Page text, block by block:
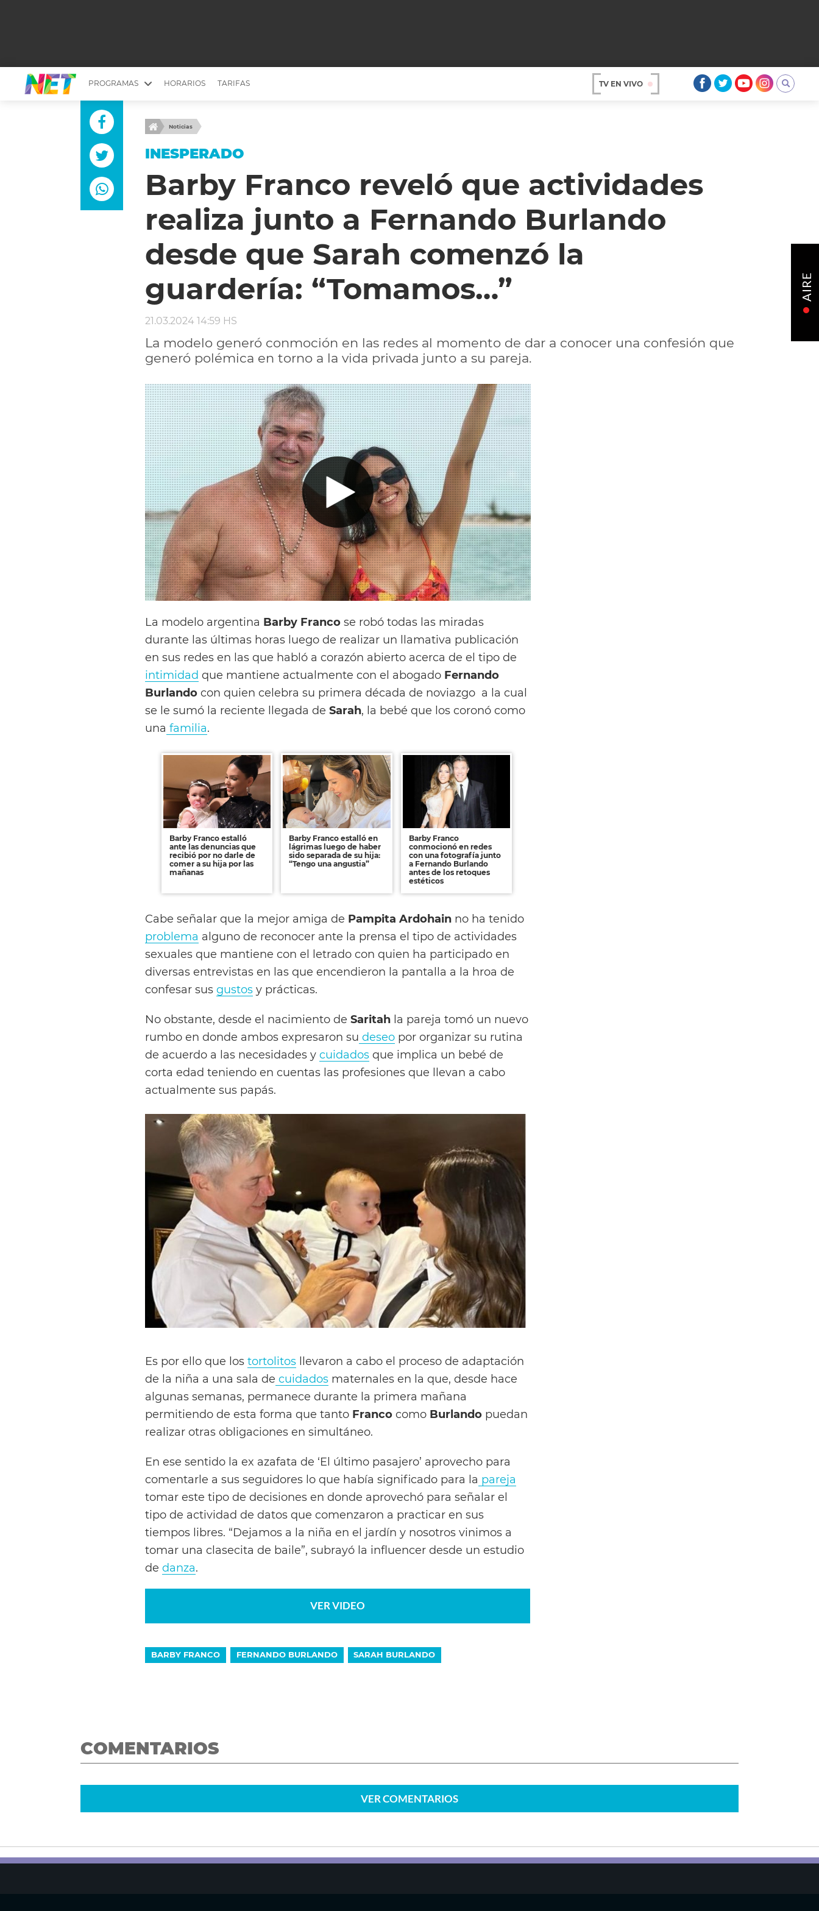
PROGRAMAS
MESA PICANTE
YUYITO A LA TARDE
EMPRENDI2
LONGOBARDI
EL OLIVO BLANCO
TU LUGAR IDEAL
CHICHE EN VIVO
ARGENTINOS X ARGENTINA
ESTÉTICA 360 TV
CARAS Y NEGOCIOS
SCOUTING PARA UN CAMBIO
INTELEXIS TV
ENTROMETIDOS EN LA TELE
MODO FONTEVECCHIA
PERIODISMO PURO
REPERFILAR
FIESTAS ARGENTINAS
BELLEZA FASHION
FULL FACE TV
DESAFÍO 10 AÑOS MENOS
AGENDA CORPORATIVA
HORARIOS TARIFAS TV EN VIVO
Noticias
INESPERADO
Barby Franco reveló que actividades
realiza junto a Fernando Burlando
desde que Sarah comenzó la
guardería: “Tomamos…”
21.03.2024 14:59 HS
La modelo generó conmoción en las redes al momento de dar a conocer una confesión que
generó polémica en torno a la vida privada junto a su pareja.
La modelo argentina Barby Franco se robó todas las miradas
durante las últimas horas luego de realizar un llamativa publicación
en sus redes en las que habló a corazón abierto acerca de el tipo de
intimidad que mantiene actualmente con el abogado Fernando
Burlando con quien celebra su primera década de noviazgo a la cual
se le sumó la reciente llegada de Sarah, la bebé que los coronó como
una familia.
Barby Franco estalló
ante las denuncias que
recibió por no darle de
comer a su hija por las
mañanas
Barby Franco estalló en
lágrimas luego de haber
sido separada de su hija:
“Tengo una angustia”
Barby Franco
conmocionó en redes
con una fotografía junto
a Fernando Burlando
antes de los retoques
estéticos
Cabe señalar que la mejor amiga de Pampita Ardohain no ha tenido
problema alguno de reconocer ante la prensa el tipo de actividades
sexuales que mantiene con el letrado con quien ha participado en
diversas entrevistas en las que encendieron la pantalla a la hroa de
confesar sus gustos y prácticas.
No obstante, desde el nacimiento de Saritah la pareja tomó un nuevo
rumbo en donde ambos expresaron su deseo por organizar su rutina
de acuerdo a las necesidades y cuidados que implica un bebé de
corta edad teniendo en cuentas las profesiones que llevan a cabo
actualmente sus papás.
Es por ello que los tortolitos llevaron a cabo el proceso de adaptación
de la niña a una sala de cuidados maternales en la que, desde hace
algunas semanas, permanece durante la primera mañana
permitiendo de esta forma que tanto Franco como Burlando puedan
realizar otras obligaciones en simultáneo.
En ese sentido la ex azafata de ‘El último pasajero’ aprovecho para
comentarle a sus seguidores lo que había significado para la pareja
tomar este tipo de decisiones en donde aprovechó para señalar el
tipo de actividad de datos que comenzaron a practicar en sus
tiempos libres. “Dejamos a la niña en el jardín y nosotros vinimos a
tomar una clasecita de baile”, subrayó la influencer desde un estudio
de danza.
VER VIDEO
BARBY FRANCO FERNANDO BURLANDO SARAH BURLANDO
COMENTARIOS
VERCOMENTARIOS
AIRE